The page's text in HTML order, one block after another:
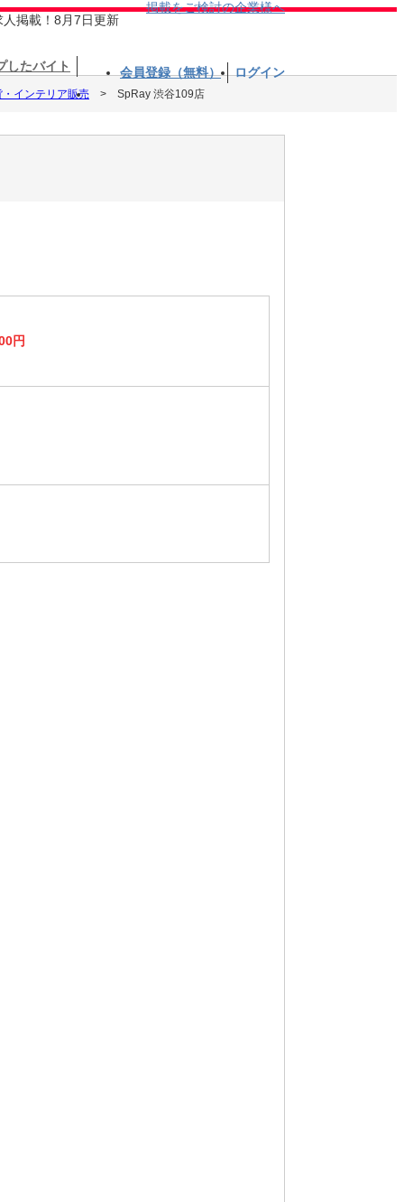
人掲載！8月7日更新
掲載をご検討の企業様へ
したバイト 会員登録（無料） ログイン
インテリア販売 SpRay 渋谷109店
円